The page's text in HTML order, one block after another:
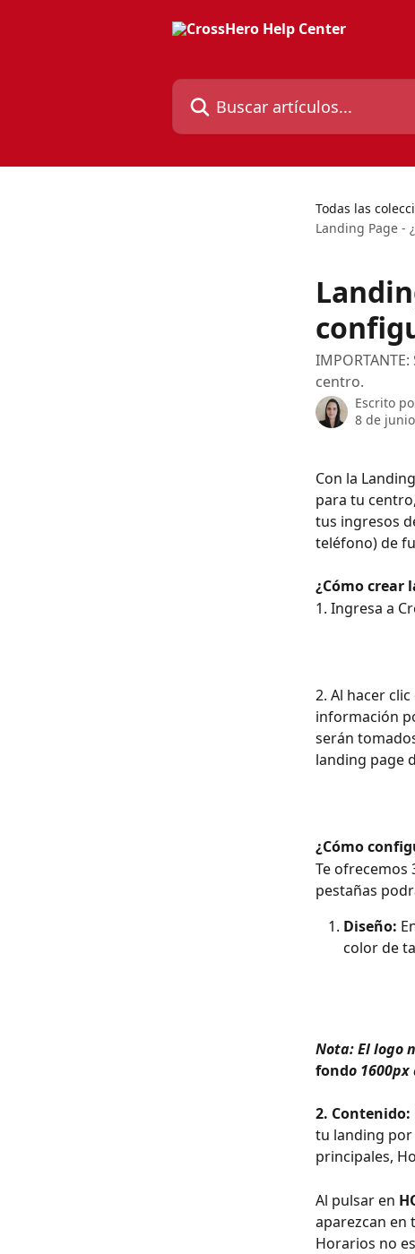
Buscar artículos...
Todas las
Landing Page -
centro.
Escrito
8 de
Con la
para tu
tus ingresos
teléfono) de
¿Cómo crear
1. Ingresa a
2. Al hacer
información
serán
landing page
¿Cómo
Te ofrecemos
pestañas
Diseño:
color de
Nota: El logo
fondo
2. Contenido:
tu landing por
principales,
Al pulsar en
aparezcan en
Horarios no